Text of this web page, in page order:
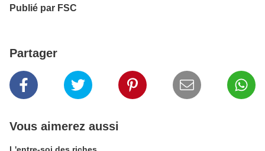
Publié par FSC
Partager
Vous aimerez aussi